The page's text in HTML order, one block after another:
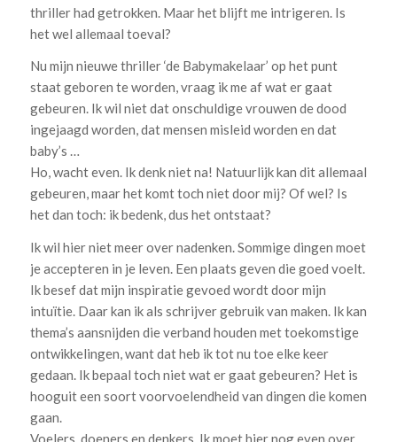
thriller had getrokken. Maar het blijft me intrigeren. Is
het wel allemaal toeval?
Nu mijn nieuwe thriller ‘de Babymakelaar’ op het punt
staat geboren te worden, vraag ik me af wat er gaat
gebeuren. Ik wil niet dat onschuldige vrouwen de dood
ingejaagd worden, dat mensen misleid worden en dat
baby’s …
Ho, wacht even. Ik denk niet na! Natuurlijk kan dit allemaal
gebeuren, maar het komt toch niet door mij? Of wel? Is
het dan toch: ik bedenk, dus het ontstaat?
Ik wil hier niet meer over nadenken. Sommige dingen moet
je accepteren in je leven. Een plaats geven die goed voelt.
Ik besef dat mijn inspiratie gevoed wordt door mijn
intuïtie. Daar kan ik als schrijver gebruik van maken. Ik kan
thema’s aansnijden die verband houden met toekomstige
ontwikkelingen, want dat heb ik tot nu toe elke keer
gedaan. Ik bepaal toch niet wat er gaat gebeuren? Het is
hooguit een soort voorvoelendheid van dingen die komen
gaan.
Voelers, doeners en denkers. Ik moet hier nog even over